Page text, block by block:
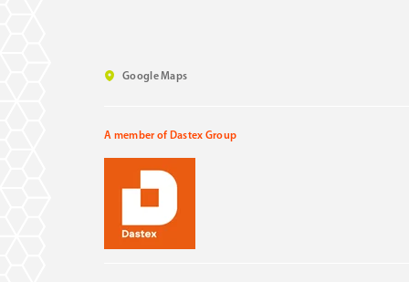
Google Maps
A member of Dastex Group